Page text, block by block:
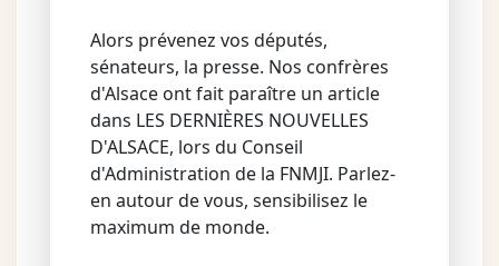
Alors prévenez vos députés,
sénateurs, la presse. Nos confrères
d'Alsace ont fait paraître un article
dans LES DERNIÈRES NOUVELLES
D'ALSACE, lors du Conseil
d'Administration de la FNMJI. Parlez-
en autour de vous, sensibilisez le
maximum de monde.